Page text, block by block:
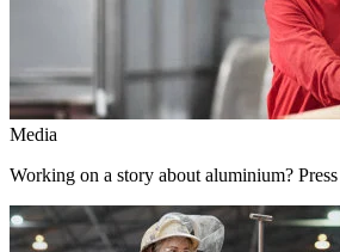
Media
Working on a story about aluminium?